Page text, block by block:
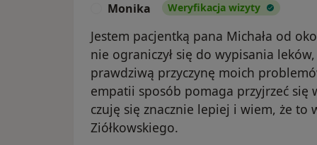
Monika Weryfikacja wizyty
​Jestem pacjentką pana Michała od
nie ograniczył się do wypisania
prawdziwą przyczynę moich
empatii sposób pomaga przyjrzeć się
czuję się znacznie lepiej i wiem, że to
Ziółkowskiego.